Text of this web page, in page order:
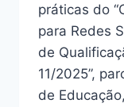
práticas do
para Redes
de
11/2025”,
de